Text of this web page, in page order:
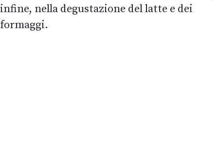
infine, nella degustazione del latte e dei
formaggi.